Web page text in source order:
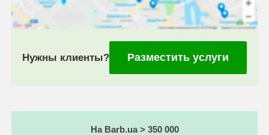
Нужны клиенты? Разместить услуги
На Barb.ua > 350 000